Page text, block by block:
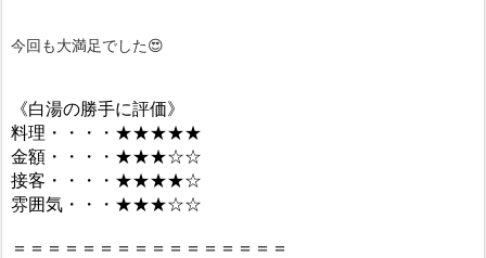
今回も大満足でした😍
《白湯の勝手に評価》
料理・・・・★★★★★
金額・・・・★★★☆☆
接客・・・・★★★★☆
雰囲気・・・★★★☆☆
＝＝＝＝＝＝＝＝＝＝＝＝＝＝＝＝